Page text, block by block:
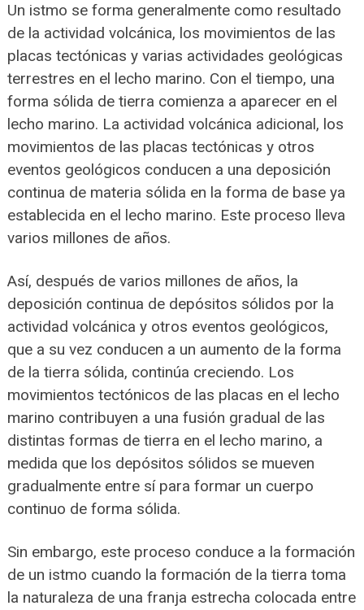
Un istmo se forma generalmente como resultado
de la actividad volcánica, los movimientos de las
placas tectónicas y varias actividades geológicas
terrestres en el lecho marino. Con el tiempo, una
forma sólida de tierra comienza a aparecer en el
lecho marino. La actividad volcánica adicional, los
movimientos de las placas tectónicas y otros
eventos geológicos conducen a una deposición
continua de materia sólida en la forma de base ya
establecida en el lecho marino. Este proceso lleva
varios millones de años.
Así, después de varios millones de años, la
deposición continua de depósitos sólidos por la
actividad volcánica y otros eventos geológicos,
que a su vez conducen a un aumento de la forma
de la tierra sólida, continúa creciendo. Los
movimientos tectónicos de las placas en el lecho
marino contribuyen a una fusión gradual de las
distintas formas de tierra en el lecho marino, a
medida que los depósitos sólidos se mueven
gradualmente entre sí para formar un cuerpo
continuo de forma sólida.
Sin embargo, este proceso conduce a la formación
de un istmo cuando la formación de la tierra toma
la naturaleza de una franja estrecha colocada entre